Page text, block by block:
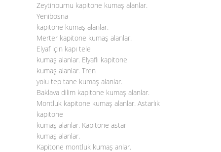
Zeytinburnu kapitone kumaş alanlar.
Yenibosna
kapitone kumaş alanlar.
Merter kapitone kumaş alanlar.
Elyaf için kapı tele
kumaş alanlar. Elyaflı kapitone
kumaş alanlar. Tren
yolu tep tane kumaş alanlar.
Baklava dilim kapitone kumaş alanlar.
Montluk kapitone kumaş alanlar. Astarlık
kapitone
kumaş alanlar. Kapitone astar
kumaş alanlar.
Kapitone montluk kumaş anlar.